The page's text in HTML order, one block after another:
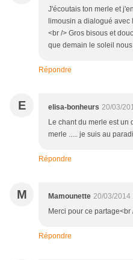
J'écoutais ton merle et
limousin a dialogué avec
<br /> Gros bisous et
que demain le soleil
Répondre
E elisa-bonheurs 20/03/
Le chant du merle est un
merle ..... je suis au
Répondre
M Mamounette 20/03/2014
Merci pour ce
Répondre